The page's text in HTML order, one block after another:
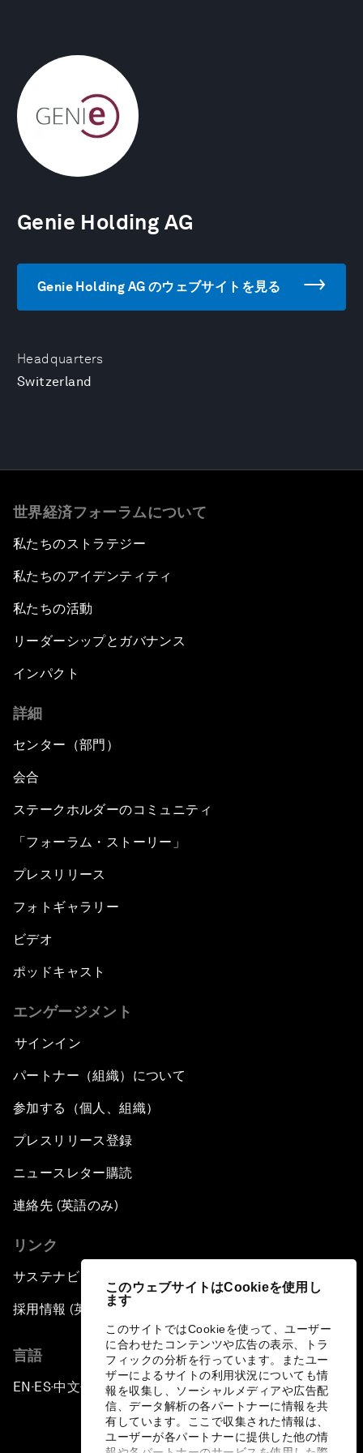
このウェブサイトはCookieを使用し
ます
このサイトではCookieを使って、ユーザー
に合わせたコンテンツや広告の表示、トラ
フィックの分析を行っています。またユー
ザーによるサイトの利用状況についても情
報を収集し、ソーシャルメディアや広告配
信、データ解析の各パートナーに情報を共
有しています。ここで収集された情報は、
ユーザーが各パートナーに提供した他の情
Headquarters
Switzerland
Genie Holding AG
Genie Holding AG のウェブサイトを見る
世界経済フォーラムについて
私たちのストラテジー
私たちのアイデンティティ
私たちの活動
リーダーシップとガバナンス
インパクト
詳細
センター（部門）
会合
ステークホルダーのコミュニティ
「フォーラム・ストーリー」
プレスリリース
フォトギャラリー
ビデオ
ポッドキャスト
エンゲージメント
サインイン
パートナー（組織）について
参加する（個人、組織）
プレスリリース登録
ニュースレター購読
連絡先 (英語のみ)
リンク
サステナビリティへの取り組み
採用情報 (英語のみ)
言語
EN ▪ES▪中文▪ 日本語